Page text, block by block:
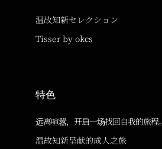
温故知新セレクション
Tisser by okcs
特色
远离喧嚣，开启一场找回自我的旅程。
温故知新呈献的成人之旅